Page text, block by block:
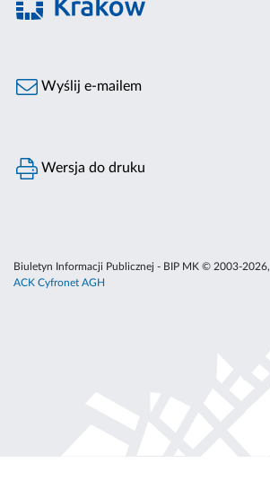
Wyślij e-mailem
Wersja do druku
Biuletyn Informacji Publicznej - BIP MK © 2003-2026,
ACK Cyfronet AGH